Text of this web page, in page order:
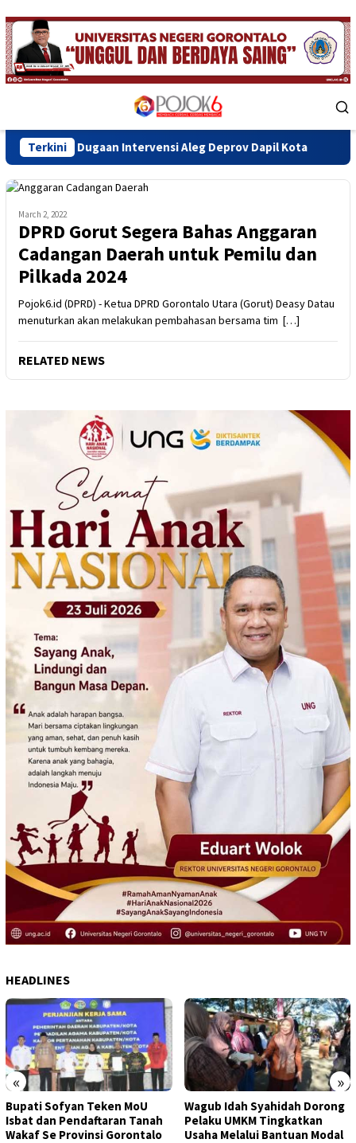
Skip
to
content
Menu
TerkiniIntervensi Aleg Deprov Dapil Kota Bupati
March 2, 2022
DPRD Gorut Segera Bahas Anggaran
Cadangan Daerah untuk Pemilu dan
Pilkada 2024
Pojok6.id (DPRD) - Ketua DPRD Gorontalo Utara (Gorut) Deasy Datau
menuturkan akan melakukan pembahasan bersama tim […]
RELATED NEWS
HEADLINES
« »
Bupati Sofyan Teken MoU
Isbat dan Pendaftaran Tanah
Wakaf Se Provinsi Gorontalo
Wagub Idah Syahidah Dorong
Pelaku UMKM Tingkatkan
Usaha Melalui Bantuan Modal